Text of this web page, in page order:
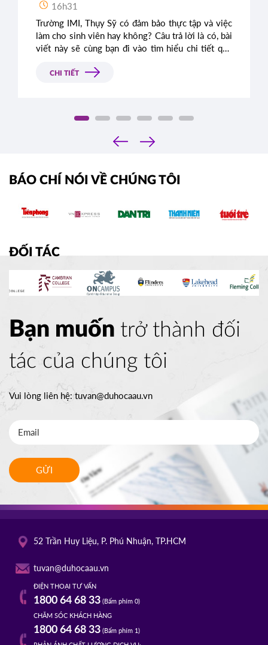
16h31
Trường IMI, Thụy Sỹ có đảm bảo thực tập và việc
làm cho sinh viên hay không? Câu trả lời là có, bài
viết này sẽ cùng bạn đi vào tìm hiểu chi tiết quy
tại IMI.
CHI TIẾT
‹
›
BÁO CHÍ NÓI VỀ CHÚNG TÔI
ĐỐI TÁC
Bạn muốn trở thành đối
tác của chúng tôi
Vui lòng liên hệ:tuvan@duhocaau.vn
GỬI
52 Trần Huy Liệu, P. Phú Nhuận, TP.HCM
tuvan@duhocaau.vn
ĐIỆN THOẠI TƯ VẤN
1800 64 68 33(Bấm phím 0)
CHĂM SÓC KHÁCH HÀNG
1800 64 68 33(Bấm phím 1)